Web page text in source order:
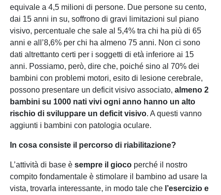
equivale a 4,5 milioni di persone. Due persone su cento,
dai 15 anni in su, soffrono di gravi limitazioni sul piano
visivo, percentuale che sale al 5,4% tra chi ha più di 65
anni e all’8,6% per chi ha almeno 75 anni. Non ci sono
dati altrettanto certi per i soggetti di età inferiore ai 15
anni. Possiamo, però, dire che, poiché sino al 70% dei
bambini con problemi motori, esito di lesione cerebrale,
possono presentare un deficit visivo associato, almeno 2
bambini su 1000 nati vivi ogni anno hanno un alto
rischio di sviluppare un deficit visivo. A questi vanno
aggiunti i bambini con patologia oculare.
In cosa consiste il percorso di riabilitazione?
L’attività di base è sempre il gioco perché il nostro
compito fondamentale è stimolare il bambino ad usare la
vista, trovarla interessante, in modo tale che l’esercizio e